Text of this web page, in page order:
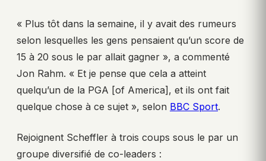
« Plus tôt dans la semaine, il y avait des rumeurs
selon lesquelles les gens pensaient qu’un score de
15 à 20 sous le par allait gagner », a commenté
Jon Rahm. « Et je pense que cela a atteint
quelqu’un de la PGA [of America], et ils ont fait
quelque chose à ce sujet », selon BBC Sport.
Rejoignent Scheffler à trois coups sous le par un
groupe diversifié de co-leaders :